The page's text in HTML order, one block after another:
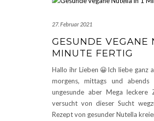
27. Februar 2021
GESUNDE VEGANE
MINUTE FERTIG
Hallo ihr Lieben 😀Ich liebe ganz
morgens, mittags und
ungesunde aber Mega leckere
versucht von dieser Sucht
Rezept von gesunder Nutella